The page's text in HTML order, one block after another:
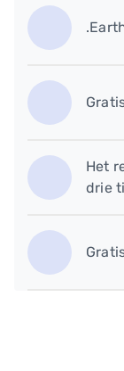
​Het
drie